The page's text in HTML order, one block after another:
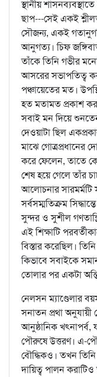
স্থানীয়
ছাপ---সেই একই
সৌজন্য, একই
আনুগত্য। চিফ
তাঁকে তিনি গভীর
আসরের সভাপতিত্ব
পঞ্চায়েতের মত।
হত মতামত প্রকাশ
সবাই মন দিয়ে
দেওয়াটা ছিল
মাঝে গোত্রপ্রধানের
করে ফেলেন, তাতে
শেষ হয়ে গেলে তাঁর
আলোচনার সারমর্মটি
সর্বসম্মতিক্রম
সুন্দর ও সুশীল
এই শিক্ষাটি
বিস্তার করেছিল।
কিভাবে সবাইকে
তোলার পর একটা
নেলসন ম্যাণ্ডেলার
সনাতন প্রথা
আনুষ্ঠানিক
পৌরুষে উত্তরণ। এ-
বৌদ্ধিকও। তখন
দায়িত্ব পালন